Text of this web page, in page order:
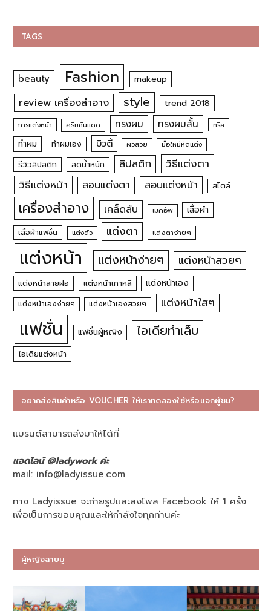
TAGS
beauty Fashion makeup
review เครื่องสำอาง style trend 2018
การแต่งหน้า ครีมกันแดด ทรงผม ทรงผมสั้น ทริค
ทำผม ทำผมเอง บิวตี้ ผิวสวย มือใหม่หัดแต่ง
รีวิวลิปสติก ลดน้ำหนัก ลิปสติก
วิธีแต่งตา
วิธีแต่งหน้า
สอนแต่งตา สอนแต่งหน้า สไตล์
เครื่องสำอาง เคล็ดลับ เมคอัพ เสื้อผ้า
เสื้อผ้าแฟชั่น แต่งตัว แต่งตา แต่งตาง่ายๆ
แต่งหน้า แต่งหน้าง่ายๆ แต่งหน้าสวยๆ
แต่งหน้าสายฝอ แต่งหน้าเกาหลี แต่งหน้าเอง
แต่งหน้าเองง่ายๆ แต่งหน้าเองสวยๆ แต่งหน้าใสๆ
แฟชั่น แฟชั่นผู้หญิง ไอเดียทำเล็บ
ไอเดียแต่งหน้า
อยากส่งสินค้าหรือ VOUCHER ให้เราทดลองใช้หรือแจกผู้ชม?
แบรนด์สามารถส่งมาให้ได้ที่
แอดไลน์ @ladywork ค่ะ
mail: info@ladyissue.com
ทาง Ladyissue จะถ่ายรูปและลงโพส Facebook ให้ 1 ครั้ง
เพื่อเป็นการขอบคุณและให้กำลังใจทุกท่านค่ะ
ผู้หญิงสายมู